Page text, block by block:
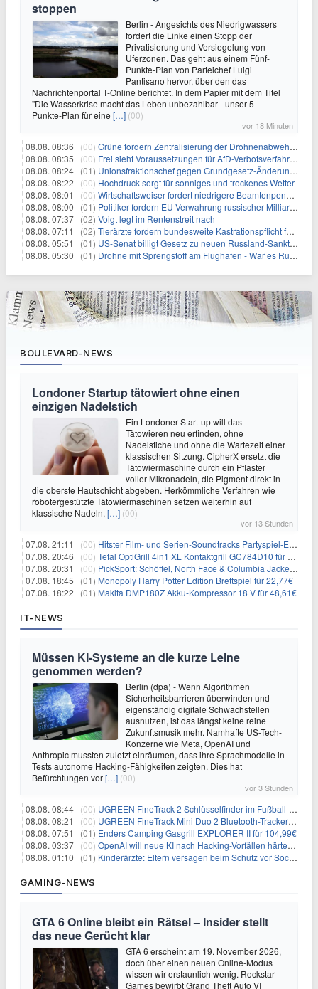
stoppen
Berlin - Angesichts des Niedrigwassers
fordert die Linke einen Stopp der
Privatisierung und Versiegelung von
Uferzonen. Das geht aus einem Fünf-
Punkte-Plan von Parteichef Luigi
Pantisano hervor, über den das
Nachrichtenportal T-Online berichtet. In dem Papier mit dem Titel
"Die Wasserkrise macht das Leben unbezahlbar - unser 5-
Punkte-Plan für eine […] (00)
vor 18 Minuten
08.08. 08:36 | (00) Grüne fordern Zentralisierung der Drohnenabwehr bei Bundespolizei
08.08. 08:35 | (00) Frei sieht Voraussetzungen für AfD-Verbotsverfahren nicht gegeben
08.08. 08:24 | (01) Unionsfraktionschef gegen Grundgesetz-Änderung für queere Rechte
08.08. 08:22 | (00) Hochdruck sorgt für sonniges und trockenes Wetter
08.08. 08:01 | (00) Wirtschaftsweiser fordert niedrigere Beamtenpensionen
08.08. 08:00 | (01) Politiker fordern EU-Verwahrung russischer Milliarden
08.08. 07:37 | (02) Voigt legt im Rentenstreit nach
08.08. 07:11 | (02) Tierärzte fordern bundesweite Kastrationspflicht für Katzen
08.08. 05:51 | (01) US-Senat billigt Gesetz zu neuen Russland-Sanktionen
08.08. 05:30 | (01) Drohne mit Sprengstoff am Flughafen - War es Russland?
BOULEVARD-NEWS
Londoner Startup tätowiert ohne einen
einzigen Nadelstich
Ein Londoner Start-up will das
Tätowieren neu erfinden, ohne
Nadelstiche und ohne die Wartezeit einer
klassischen Sitzung. CipherX ersetzt die
Tätowiermaschine durch ein Pflaster
voller Mikronadeln, die Pigment direkt in
die oberste Hautschicht abgeben. Herkömmliche Verfahren wie
robotergestützte Tätowiermaschinen setzen weiterhin auf
klassische Nadeln, […] (00)
vor 13 Stunden
07.08. 21:11 | (00) Hitster Film- und Serien-Soundtracks Partyspiel-Erweiterung für 6,99€
07.08. 20:46 | (00) Tefal OptiGrill 4in1 XL Kontaktgrill GC784D10 für 239,99€
07.08. 20:31 | (00) PickSport: Schöffel, North Face & Columbia Jacken ab 39,60€
07.08. 18:45 | (01) Monopoly Harry Potter Edition Brettspiel für 22,77€
07.08. 18:22 | (01) Makita DMP180Z Akku-Kompressor 18 V für 48,61€
IT-NEWS
Müssen KI-Systeme an die kurze Leine
genommen werden?
Berlin (dpa) - Wenn Algorithmen
Sicherheitsbarrieren überwinden und
eigenständig digitale Schwachstellen
ausnutzen, ist das längst keine reine
Zukunftsmusik mehr. Namhafte US-Tech-
Konzerne wie Meta, OpenAI und
Anthropic mussten zuletzt einräumen, dass ihre Sprachmodelle in
Tests autonome Hacking-Fähigkeiten zeigten. Dies hat
Befürchtungen vor[…] (00)
vor 3 Stunden
08.08. 08:44 | (00) UGREEN FineTrack 2 Schlüsselfinder im Fußball-Design für 10,98€
08.08. 08:21 | (00) UGREEN FineTrack Mini Duo 2 Bluetooth-Tracker 4er-Pack für 28,99€
08.08. 07:51 | (01) Enders Camping Gasgrill EXPLORER II für 104,99€
08.08. 03:37 | (00) OpenAI will neue KI nach Hacking-Vorfällen härter überwachen
08.08. 01:10 | (01) Kinderärzte: Eltern versagen beim Schutz vor Social Media
GAMING-NEWS
GTA 6 Online bleibt ein Rätsel – Insider stellt
das neue Gerücht klar
GTA 6 erscheint am 19. November 2026,
doch über einen neuen Online-Modus
wissen wir erstaunlich wenig. Rockstar
Games bewirbt Grand Theft Auto VI